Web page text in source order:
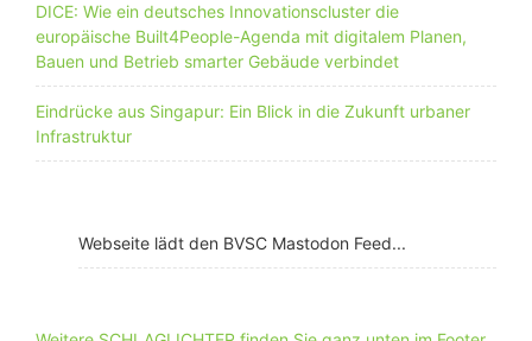
DICE: Wie ein deutsches Innovationscluster die
europäische Built4People-Agenda mit digitalem Planen,
Bauen und Betrieb smarter Gebäude verbindet
Eindrücke aus Singapur: Ein Blick in die Zukunft urbaner
Infrastruktur
Webseite lädt den BVSC Mastodon Feed...